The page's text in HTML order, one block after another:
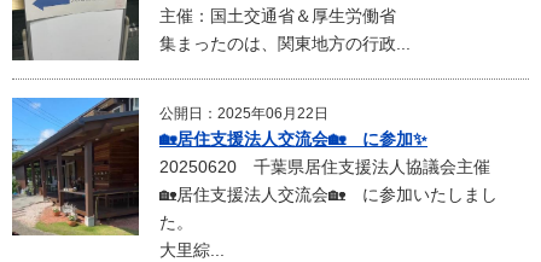
主催：国土交通省＆厚生労働省
集まったのは、関東地方の行政...
公開日：2025年06月22日
🏡居住支援法人交流会🏡 に参加✨
20250620 千葉県居住支援法人協議会主催
🏡居住支援法人交流会🏡 に参加いたしまし
た。
大里綜...